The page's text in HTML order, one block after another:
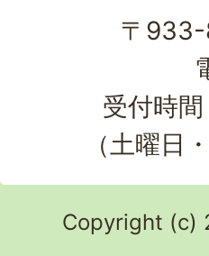
〒933-
受付時
（土曜日
Copyright (c)